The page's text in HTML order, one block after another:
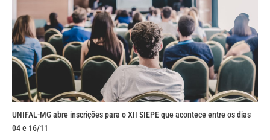
UNIFAL-MG abre inscrições para o XII SIEPE que acontece entre os dias
04 e 16/11